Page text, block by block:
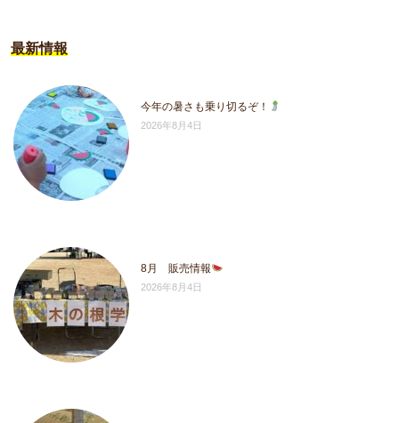
最新情報
今年の暑さも乗り切るぞ！
2026年8月4日
8月 販売情報
2026年8月4日